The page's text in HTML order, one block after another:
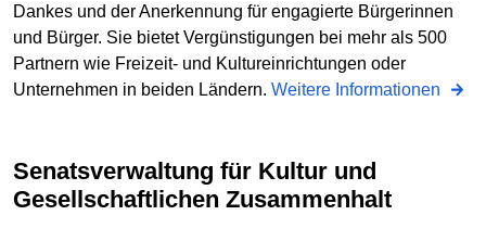
Dankes und der Anerkennung für engagierte Bürgerinnen
und Bürger. Sie bietet Vergünstigungen bei mehr als 500
Partnern wie Freizeit- und Kultureinrichtungen oder
Unternehmen in beiden Ländern. Weitere Informationen
Senatsverwaltung für Kultur und
Gesellschaftlichen Zusammenhalt